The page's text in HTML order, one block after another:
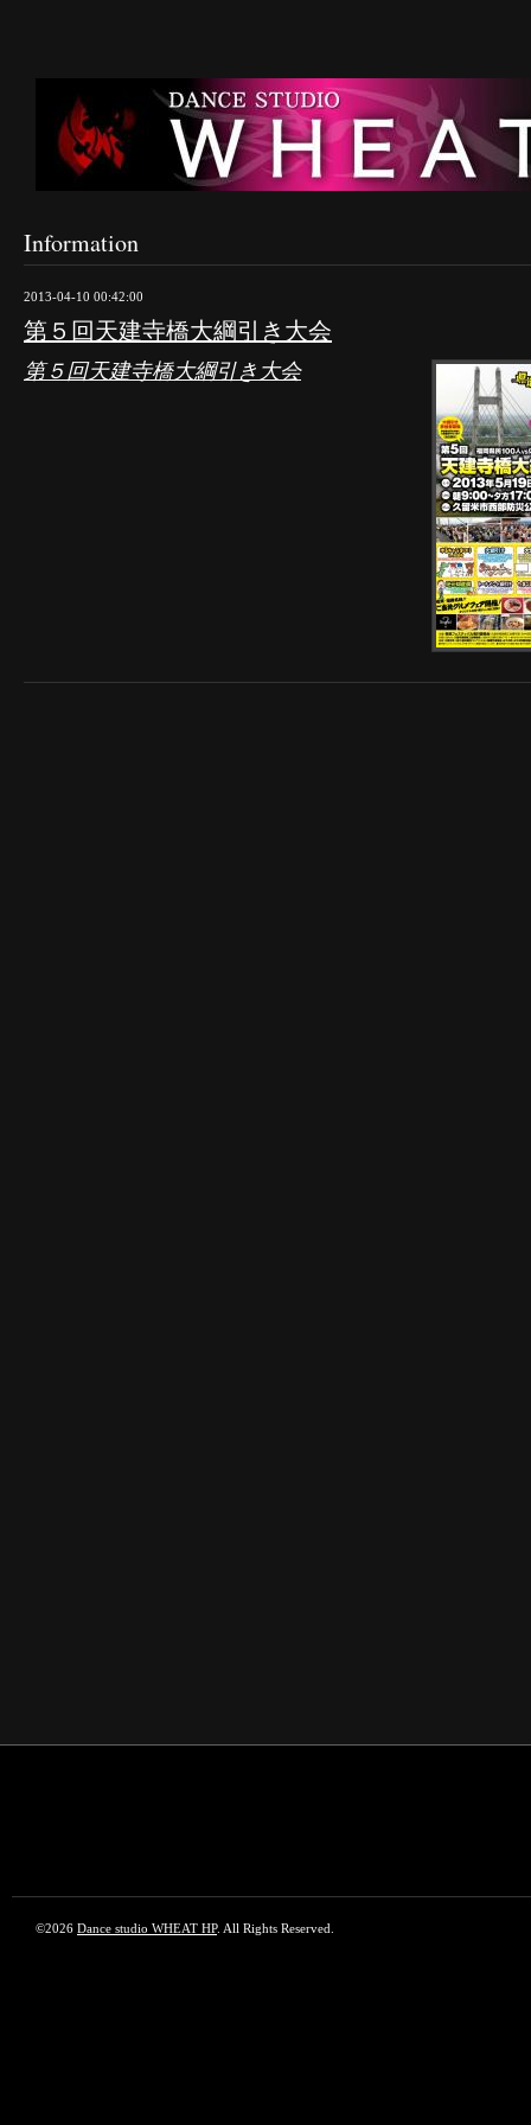
Information
2013-04-10 00:42:00
第５回天建寺橋大綱引き大会
第５回天建寺橋大綱引き大会
©2026 Dance studio WHEAT HP. All Rights Reserved.